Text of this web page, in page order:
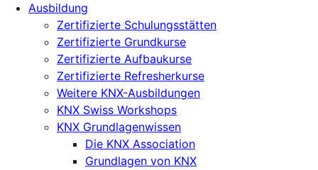
Ausbildung
Zertifizierte Schulungsstätten
Zertifizierte Grundkurse
Zertifizierte Aufbaukurse
Zertifizierte Refresherkurse
Weitere KNX-Ausbildungen
KNX Swiss Workshops
KNX Grundlagenwissen
Die KNX Association
Grundlagen von KNX